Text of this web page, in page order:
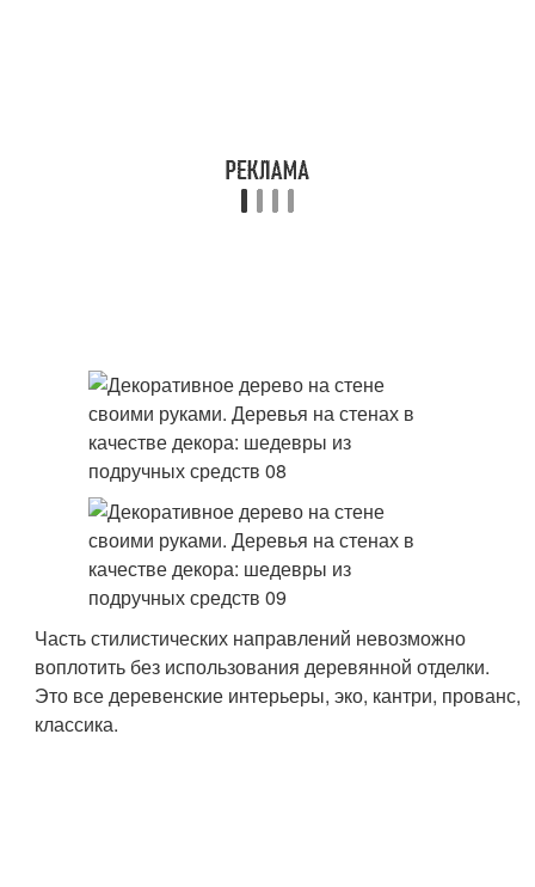
Часть стилистических направлений невозможно
воплотить без использования деревянной отделки.
Это все деревенские интерьеры, эко, кантри, прованс,
классика.